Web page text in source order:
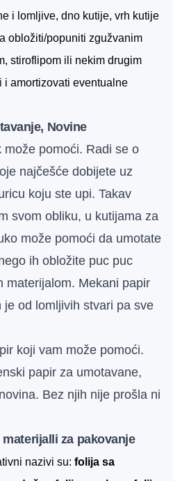
i lomljive, dno kutije, vrh kutije
obložiti/popuniti zgužvanim
, stiroflipom ili nekim drugim
i amortizovati eventualne
Novine
pomoći. Radi se o
najčešće dobijete uz
koju ste upi. Takav
svom obliku, u kutijama za
može pomoći da umotate
ih obložite puc puc
materijalom. Mekani papir
od lomljivih stvari pa sve
koji vam može pomoći.
papir za umotavane,
Bez njih nije prošla ni
za pakovanje
nazivi su: folija sa